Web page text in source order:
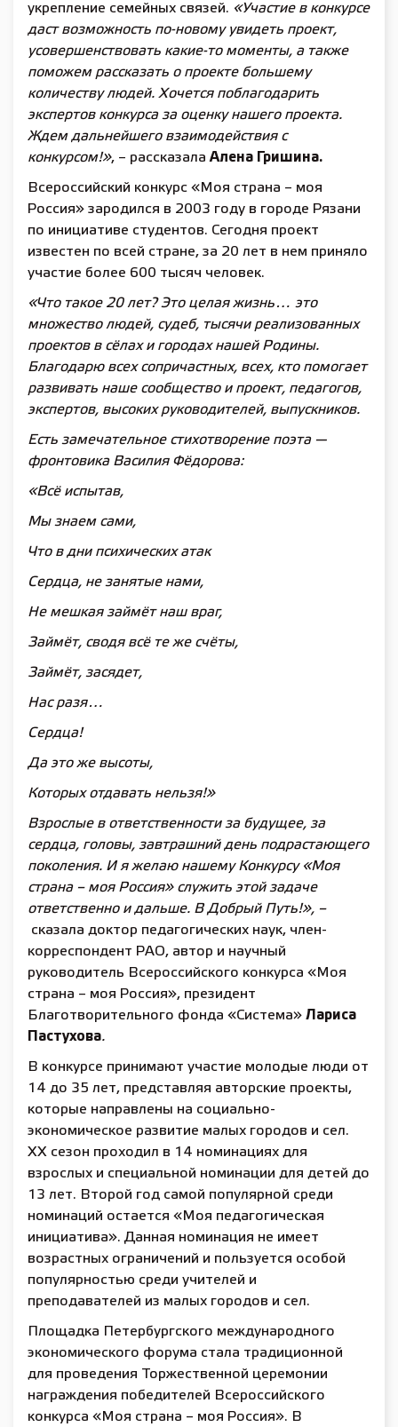
укрепление семейных связей. «Участие в конкурсе
даст возможность по-новому увидеть проект,
усовершенствовать какие-то моменты, а также
поможем рассказать о проекте большему
количеству людей. Хочется поблагодарить
экспертов конкурса за оценку нашего проекта.
Ждем дальнейшего взаимодействия с
конкурсом!», – рассказалаАлена Гришина.
Всероссийский конкурс «Моя страна – моя
Россия» зародился в 2003 году в городе Рязани
по инициативе студентов. Сегодня проект
известен по всей стране, за 20 лет в нем приняло
участие более 600 тысяч человек.
«Что такое 20 лет? Это целая жизнь… это
множество людей, судеб, тысячи реализованных
проектов в сёлах и городах нашей Родины.
Благодарю всех сопричастных, всех, кто помогает
развивать наше сообщество и проект, педагогов,
экспертов, высоких руководителей, выпускников.
Есть замечательное стихотворение поэта —
фронтовика Василия Фёдорова:
«Всё испытав,
Мы знаем сами,
Что в дни психических атак
Сердца, не занятые нами,
Не мешкая займёт наш враг,
Займёт, сводя всё те же счёты,
Займёт, засядет,
Нас разя…
Сердца!
Да это же высоты,
Которых отдавать нельзя!»
Взрослые в ответственности за будущее, за
сердца, головы, завтрашний день подрастающего
поколения. И я желаю нашему Конкурсу «Моя
страна – моя Россия» служить этой задаче
ответственно и дальше. В Добрый Путь!», –
сказала доктор педагогических наук, член-
корреспондент РАО, автор и научный
руководитель Всероссийского конкурса «Моя
страна – моя Россия», президент
Благотворительного фонда «Система» Лариса
Пастухова.
В конкурсе принимают участие молодые люди от
14 до 35 лет, представляя авторские проекты,
которые направлены на социально-
экономическое развитие малых городов и сел.
ХХ сезон проходил в 14 номинациях для
взрослых и специальной номинации для детей до
13 лет. Второй год самой популярной среди
номинаций остается «Моя педагогическая
инициатива». Данная номинация не имеет
возрастных ограничений и пользуется особой
популярностью среди учителей и
преподавателей из малых городов и сел.
Площадка Петербургского международного
экономического форума стала традиционной
для проведения Торжественной церемонии
награждения победителей Всероссийского
конкурса «Моя страна – моя Россия». В